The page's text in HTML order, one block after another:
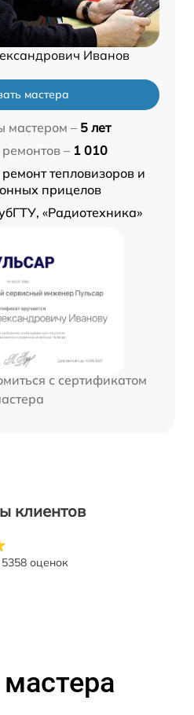
Иванов
мастера
мастером – 5 лет
– 1 010
ремонт тепловизоров и
прицелов
«Радиотехника»
с сертификатом
клиентов
5358 оценок